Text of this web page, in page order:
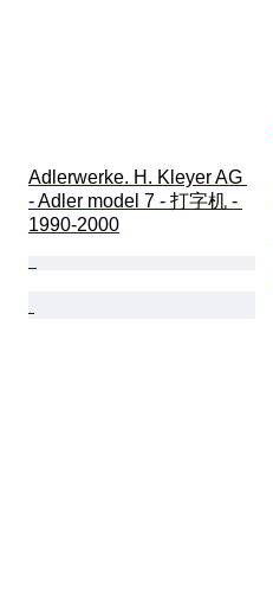
Adlerwerke. H. Kleyer AG
- Adler model 7 - 打字机 -
1990-2000